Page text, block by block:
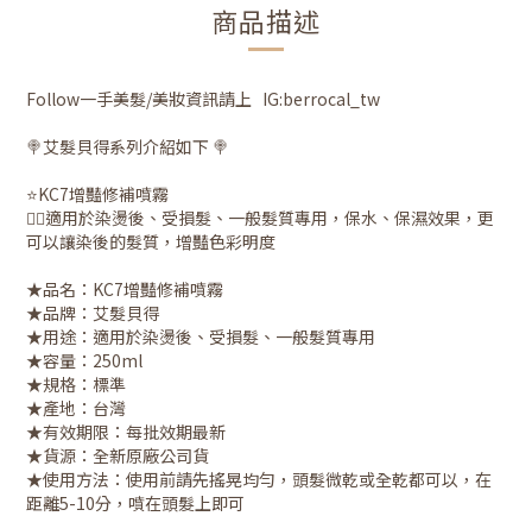
商品描述
Follow一手美髮/美妝資訊請上 IG:berrocal_tw
🍭艾髮貝得系列介紹如下 🍭
⭐️KC7增豔修補噴霧
👉🏻適用於染燙後、受損髮、一般髮質專用，保水、保濕效果，更
可以讓染後的髮質，增豔色彩明度
★品名：KC7增豔修補噴霧
★品牌：艾髮貝得
★用途：適用於染燙後、受損髮、一般髮質專用
★容量：250ml
★規格：標準
★產地：台灣
★有效期限：每批效期最新
★貨源：全新原廠公司貨
★使用方法：使用前請先搖晃均勻，頭髮微乾或全乾都可以，在
距離5-10分，噴在頭髮上即可